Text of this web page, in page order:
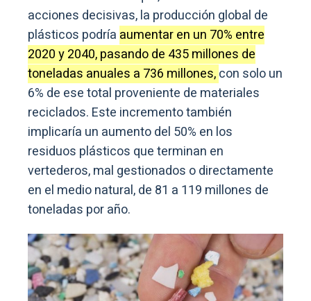
acciones decisivas, la producción global de
plásticos podría aumentar en un 70% entre
2020 y 2040, pasando de 435 millones de
toneladas anuales a 736 millones,con solo un
6% de ese total proveniente de materiales
reciclados. Este incremento también
implicaría un aumento del 50% en los
residuos plásticos que terminan en
vertederos, mal gestionados o directamente
en el medio natural, de 81 a 119 millones de
toneladas por año.